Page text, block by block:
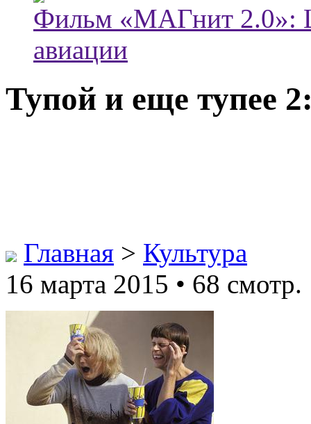
Фильм «МАГнит 2.0»:
авиации
Тупой и еще тупее
Главная > Культура
16 марта 2015 • 68 смотр.